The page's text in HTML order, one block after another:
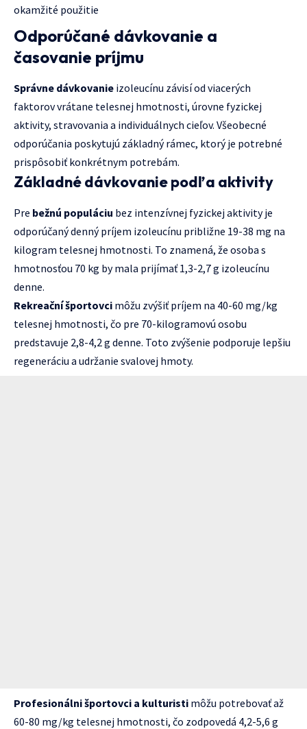
okamžité použitie
Odporúčané dávkovanie a
časovanie príjmu
Správne dávkovanie izoleucínu závisí od viacerých
faktorov vrátane telesnej hmotnosti, úrovne fyzickej
aktivity, stravovania a individuálnych cieľov. Všeobecné
odporúčania poskytujú základný rámec, ktorý je potrebné
prispôsobiť konkrétnym potrebám.
Základné dávkovanie podľa aktivity
Pre bežnú populáciu bez intenzívnej fyzickej aktivity je
odporúčaný denný príjem izoleucínu približne 19-38 mg na
kilogram telesnej hmotnosti. To znamená, že osoba s
hmotnosťou 70 kg by mala prijímať 1,3-2,7 g izoleucínu
denne.
Rekreační športovci môžu zvýšiť príjem na 40-60 mg/kg
telesnej hmotnosti, čo pre 70-kilogramovú osobu
predstavuje 2,8-4,2 g denne. Toto zvýšenie podporuje lepšiu
regeneráciu a udržanie svalovej hmoty.
Profesionálni športovci a kulturisti môžu potrebovať až
60-80 mg/kg telesnej hmotnosti, čo zodpovedá 4,2-5,6 g